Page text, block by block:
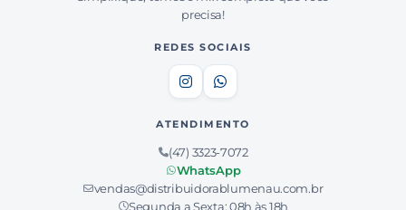
precisa!
REDES SOCIAIS
ATENDIMENTO
(47) 3323-7072
WhatsApp
vendas@distribuidorablumenau.com.br
Segunda a Sexta: 08h às 18h